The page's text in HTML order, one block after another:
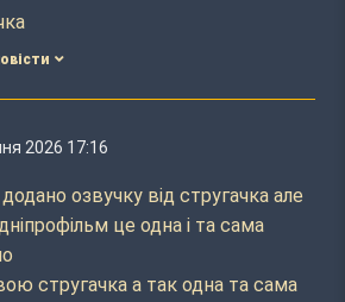
2026 17:16
озвучку від стругачка але
це одна і та сама
стругачка а так одна та сама